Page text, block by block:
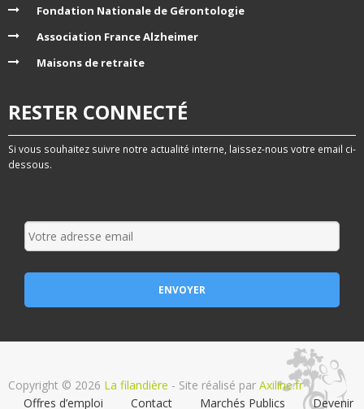
Fondation Nationale de Gérontologie
Association France Alzheimer
Maisons de retraite
RESTER CONNECTÉ
Si vous souhaitez suivre notre actualité interne, laissez-nous votre email ci-
dessous.
Copyright © 2026 La filandière - Site réalisé par Axiline.fr
Offres d’emploi
Contact Marchés Publics Devenir